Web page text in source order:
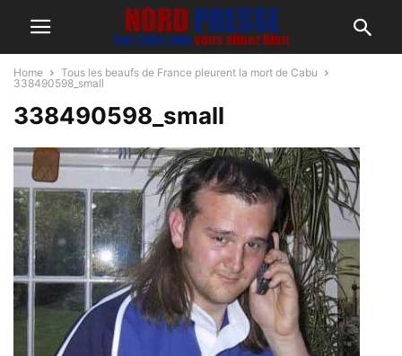
Home
Tous les beaufs de France pleurent la mort de Cabu
338490598_small
338490598_small